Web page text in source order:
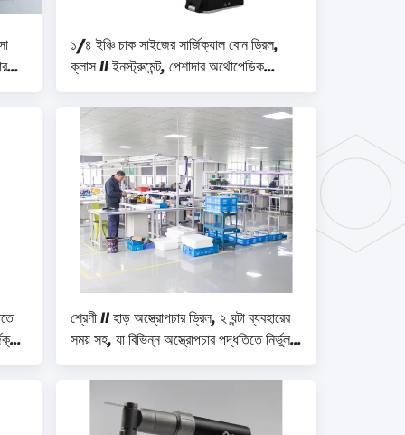
১/৪ ইঞ্চি চাক সাইজের সার্জিক্যাল বোন ড্রিল,
ক্লাস II ইনস্ট্রুমেন্ট, পেশাদার অর্থোপেডিক
ব্যবহারের জন্য অর্ডারের ভিত্তিতে চিহ্নিত
শ্রেণী II হাড় অস্ত্রোপচার ড্রিল, ২ ঘন্টা ব্যবহারের
সময় সহ, যা বিভিন্ন অস্ত্রোপচার পদ্ধতিতে নির্ভুল
এবং হাড় ড্রিলিং সরবরাহ করার জন্য ডিজাইন করা
হয়েছে